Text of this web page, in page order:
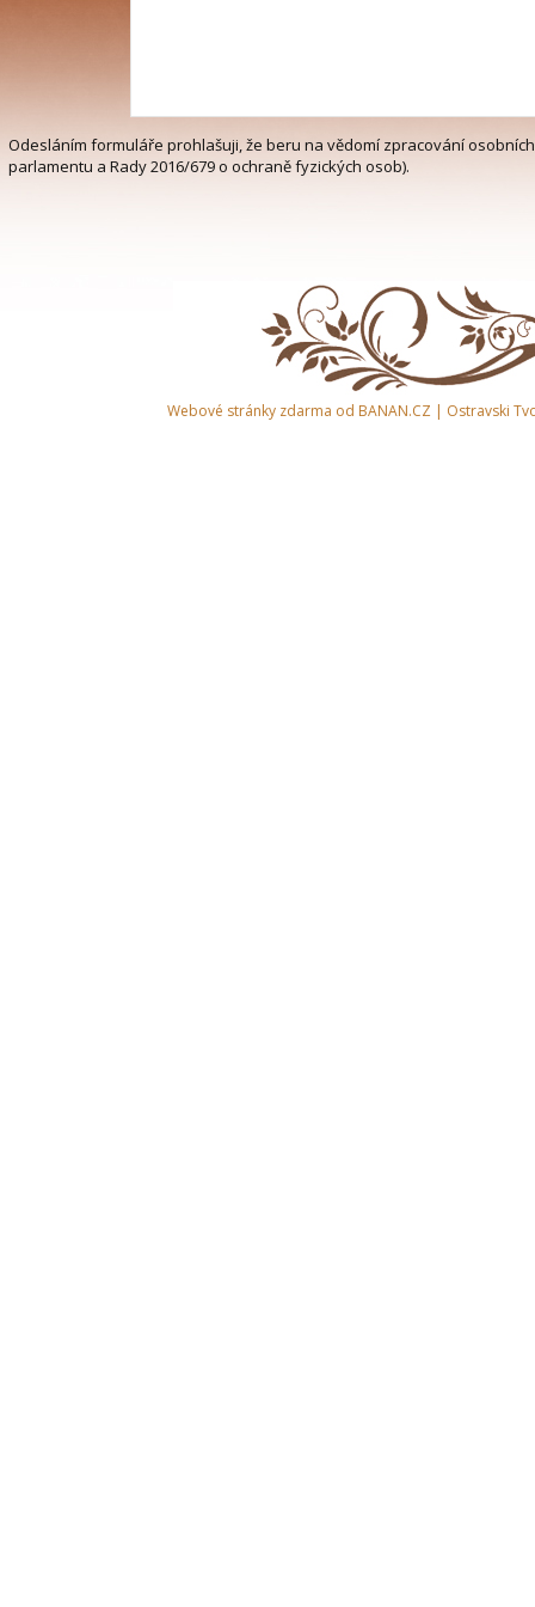
Odesláním formuláře prohlašuji, že beru na vědomí zpracování
parlamentu a Rady 2016/679 o ochraně fyzických osob).
Webové stránky zdarma od BANAN.CZ | Ostravski